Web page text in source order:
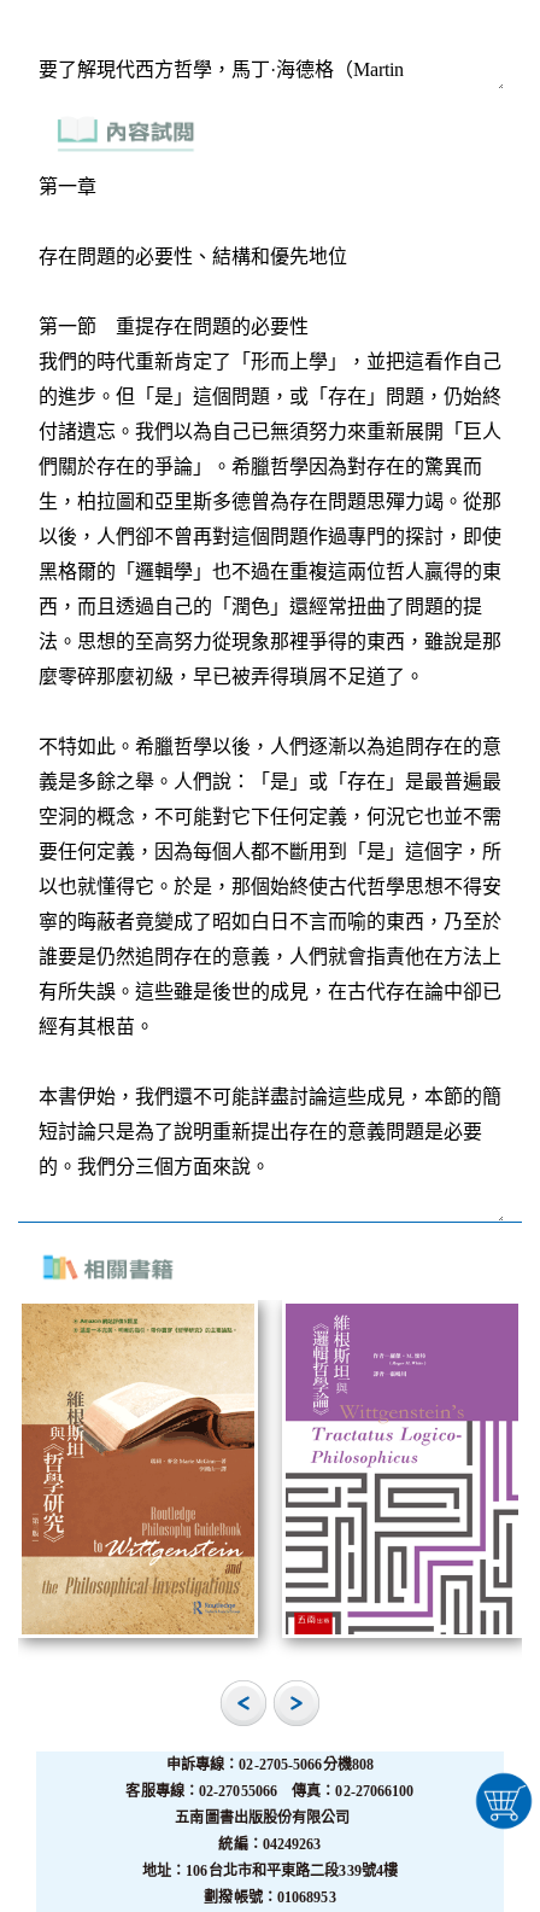
申訴專線：02-2705-5066分機808
客服專線：02-27055066 傳真：02-27066100
五南圖書出版股份有限公司
統編：04249263
地址：106台北市和平東路二段339號4樓
劃撥帳號：01068953